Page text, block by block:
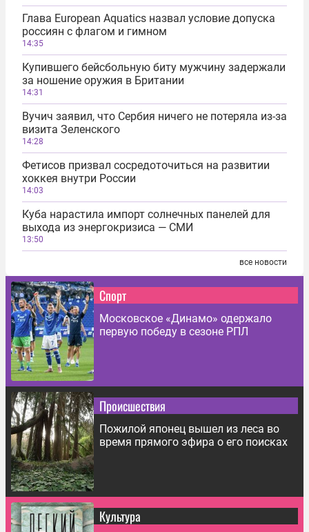
Глава European Aquatics назвал условие допуска
россиян с флагом и гимном
14:35
Купившего бейсбольную биту мужчину задержали
за ношение оружия в Британии
14:31
Вучич заявил, что Сербия ничего не потеряла из-за
визита Зеленского
14:28
Фетисов призвал сосредоточиться на развитии
хоккея внутри России
14:03
Куба нарастила импорт солнечных панелей для
выхода из энергокризиса — СМИ
13:50
все новости
Спорт
Московское «Динамо» одержало
первую победу в сезоне РПЛ
Происшествия
Пожилой японец вышел из леса во
время прямого эфира о его поисках
Культура